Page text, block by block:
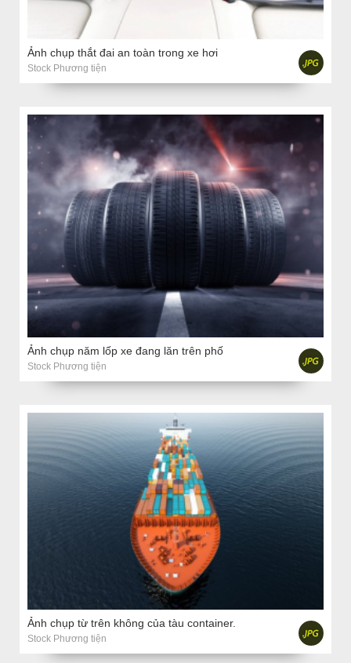
Ảnh chụp thắt đai an toàn trong xe hơi
Stock Phương tiện
Ảnh chụp năm lốp xe đang lăn trên phố
Stock Phương tiện
Ảnh chụp từ trên không của tàu container.
Stock Phương tiện